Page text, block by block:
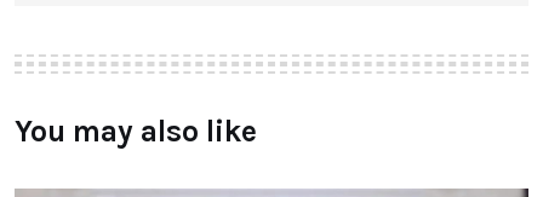
You may also like